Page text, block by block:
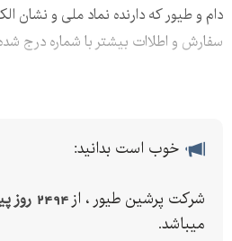
دام و طیور که دارنده نماد ملی و نشان
سفارش و اطلاات بیشتر با شماره درج
خوب است بدانید:
شرکت پرشین طیور ، از 2494 روز پیش
میباشد.